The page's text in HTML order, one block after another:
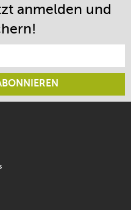
anmelden und